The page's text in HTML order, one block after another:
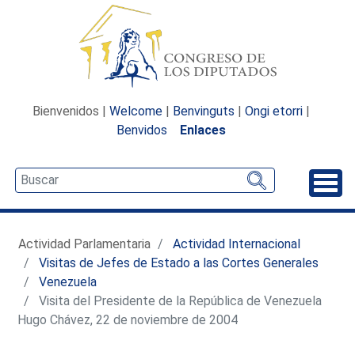
Bienvenidos | Welcome | Benvinguts | Ongi etorri |
Benvidos
Enlaces
Actividad Parlamentaria
Actividad Internacional
Visitas de Jefes de Estado a las Cortes Generales
Venezuela
Visita del Presidente de la República de Venezuela
Hugo Chávez, 22 de noviembre de 2004